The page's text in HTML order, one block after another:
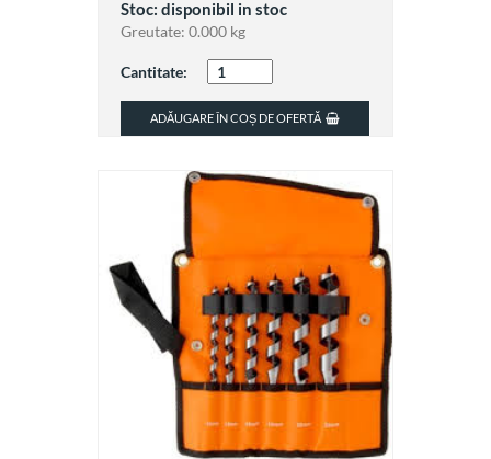
Stoc: disponibil in stoc
Greutate: 0.000 kg
Cantitate:
ADĂUGARE ÎN COȘ DE OFERTĂ